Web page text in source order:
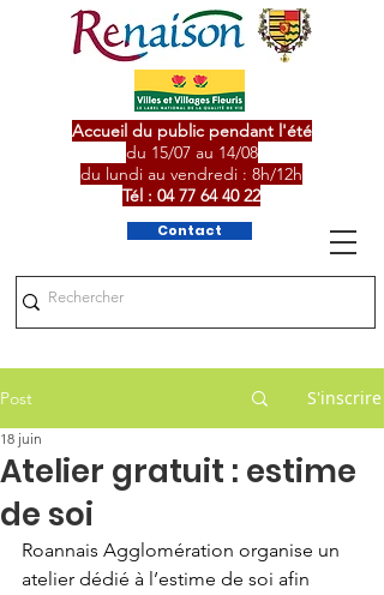
Contact
Accueil du public pendant l'été
du 15/07 au 14/08
du lundi au vendredi : 8h/12h
Tél : 04 77 64 40 22
Post S'inscrire
Atelier gratuit : estime
de soi
18 juin
Roannais Agglomération organise un
atelier dédié à l’estime de soi afin